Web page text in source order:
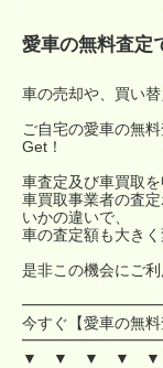
愛車の無料査定
車の売却や、買い
ご自宅の愛車の無
Get！
車査定及び車買取
車買取事業者の査
いかの違いで、
車の査定額も大きく
是非この機会にご利
今すぐ【愛車の無料
▼ ▼ ▼ ▼